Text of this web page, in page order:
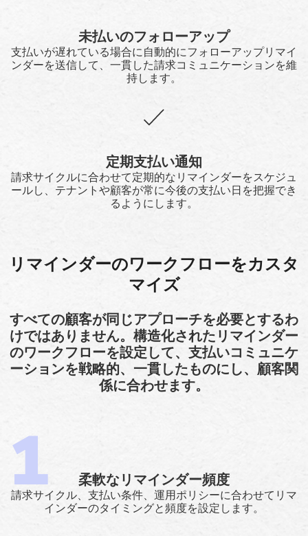
未払いのフォローアップ
支払いが遅れている場合に自動的にフォローアップリマイ
ンダーを送信して、一貫した請求コミュニケーションを維
持します。
定期支払い通知
請求サイクルに合わせて定期的なリマインダーをスケジュ
ールし、テナントや顧客が常に今後の支払い日を把握でき
るようにします。
リマインダーのワークフローをカスタ
マイズ
すべての顧客が同じアプローチを必要とするわ
けではありません。構造化されたリマインダー
のワークフローを設定して、支払いコミュニケ
ーションを戦略的、一貫したものにし、顧客関
係に合わせます。
柔軟なリマインダー頻度
請求サイクル、支払い条件、運用ポリシーに合わせてリマ
インダーのタイミングと頻度を設定します。